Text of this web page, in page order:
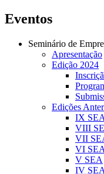
Eventos
Seminário de
Apresentação
Edição 2024
Edições
IX SEA
VIII
VII
VI SEA
V SEA
IV SEA